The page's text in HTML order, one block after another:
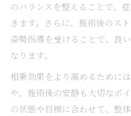
のバランスを整えることで、
きます。さらに、施術後のス
姿勢指導を受けることで、良
なります。
相乗効果をより高めるために
や、施術後の安静も大切なポ
の状態や目標に合わせて、整